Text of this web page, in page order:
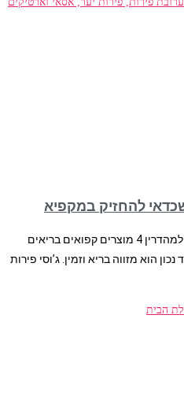
ג’וסי פירות קפואים, מוצרים בריאים למהדרין 4 מוצרים קפואים בריאים
הוא מזווה בריא וזמין. ג’וסי פירות